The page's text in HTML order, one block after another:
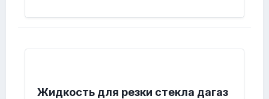
Жидкость для резки стекла дагаз